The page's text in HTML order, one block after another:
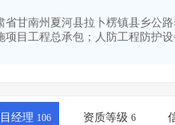
招投标规则 >
甘南州夏河县拉卜楞镇县乡公
目工程总承包；人防工程防护
经理 106 资质等级 6